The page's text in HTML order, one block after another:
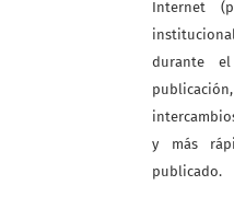
Internet
durante
y más
publicado.